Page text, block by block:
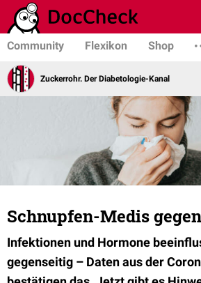
Community Flexikon Shop
Zuckerrohr. Der Diabetologie-Kanal
Schnupfen-Medis
Infektionen und Hormone
gegenseitig – Daten aus der